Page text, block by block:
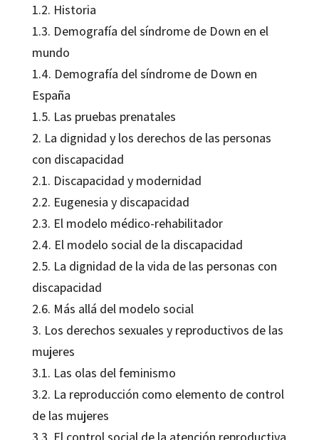
1.2. Historia
1.3. Demografía del síndrome de Down en el
mundo
1.4. Demografía del síndrome de Down en
España
1.5. Las pruebas prenatales
2. La dignidad y los derechos de las personas
con discapacidad
2.1. Discapacidad y modernidad
2.2. Eugenesia y discapacidad
2.3. El modelo médico-rehabilitador
2.4. El modelo social de la discapacidad
2.5. La dignidad de la vida de las personas con
discapacidad
2.6. Más allá del modelo social
3. Los derechos sexuales y reproductivos de las
mujeres
3.1. Las olas del feminismo
3.2. La reproducción como elemento de control
de las mujeres
3.3. El control social de la atención reproductiva